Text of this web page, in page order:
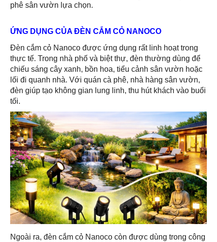
phê sân vườn lựa chọn.
ỨNG DỤNG CỦA ĐÈN CẮM CỎ NANOCO
Đèn cắm cỏ Nanoco được ứng dụng rất linh hoạt trong
thực tế. Trong nhà phố và biệt thự, đèn thường dùng để
chiếu sáng cây xanh, bồn hoa, tiểu cảnh sân vườn hoặc
lối đi quanh nhà. Với quán cà phê, nhà hàng sân vườn,
đèn giúp tạo không gian lung linh, thu hút khách vào buổi
tối.
Ngoài ra, đèn cắm cỏ Nanoco còn được dùng trong công